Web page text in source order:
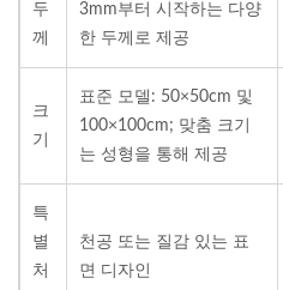
두
께
3mm부터 시작하는 다양
한 두께로 제공
크
기
표준 모델: 50×50cm 및
100×100cm; 맞춤 크기
는 성형을 통해 제공
특
별
처
천공 또는 질감 있는 표
면 디자인